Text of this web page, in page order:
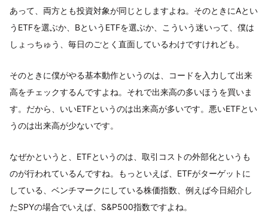
あって、両方とも投資対象が同じとしますよね。そのときにAとい
うETFを選ぶか、BというETFを選ぶか、こういう迷いって、僕は
しょっちゅう、毎日のごとく直面しているわけですけれども。
そのときに僕がやる基本動作というのは、コードを入力して出来
高をチェックするんですよね。それで出来高の多いほうを買いま
す。だから、いいETFというのは出来高が多いです。悪いETFとい
うのは出来高が少ないです。
なぜかというと、ETFというのは、取引コストの外部化というも
のが行われているんですね。もっといえば、ETFがターゲットに
している、ベンチマークにしている株価指数、例えば今日紹介し
たSPYの場合でいえば、S&P500指数ですよね。